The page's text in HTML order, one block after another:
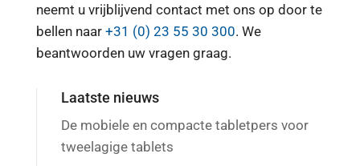
neemt u vrijblijvend contact met ons op door te
bellen naar +31 (0) 23 55 30 300. We
beantwoorden uw vragen graag.
Laatste nieuws
De mobiele en compacte tabletpers voor
tweelagige tablets